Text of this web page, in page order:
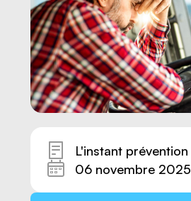
L'instant prévention
06 novembre 2025